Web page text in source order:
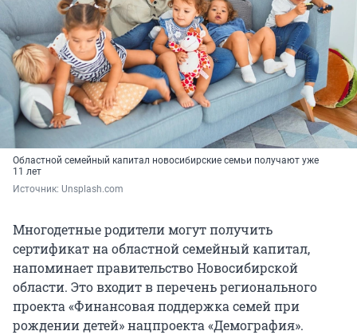
Областной семейный капитал новосибирские семьи получают уже
11 лет
Источник: Unsplash.com
Многодетные родители могут получить
сертификат на областной семейный капитал,
напоминает правительство Новосибирской
области. Это входит в перечень регионального
проекта «Финансовая поддержка семей при
рождении детей» нацпроекта «Демография».